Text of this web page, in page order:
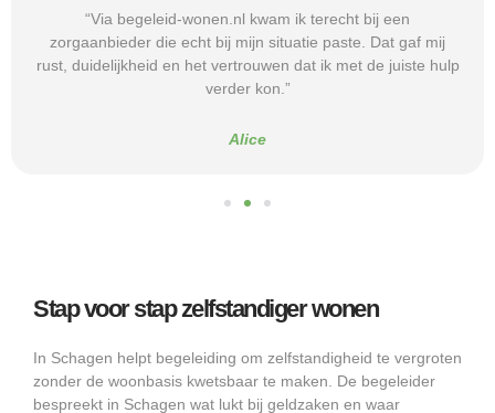
“Via begeleid-wonen.nl kwam ik terecht bij een
zorgaanbieder die echt bij mijn situatie paste. Dat gaf mij
rust, duidelijkheid en het vertrouwen dat ik met de juiste hulp
verder kon.”
Alice
Stap voor stap zelfstandiger wonen
In Schagen helpt begeleiding om zelfstandigheid te vergroten
zonder de woonbasis kwetsbaar te maken. De begeleider
bespreekt in Schagen wat lukt bij geldzaken en waar